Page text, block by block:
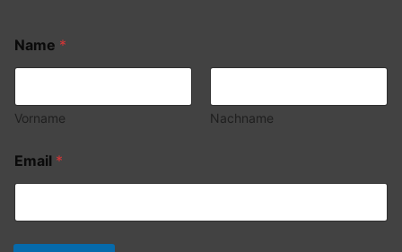
Name *
Vorname Nachname
Email *